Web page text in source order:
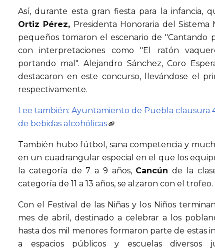
Así, durante esta gran fiesta para la infancia,
Ortiz Pérez, Presidenta Honoraria del
pequeños tomaron el escenario de "Cantando
con interpretaciones como "El ratón
portando mal". Alejandro Sánchez, Coro
destacaron en este concurso, llevándose el
respectivamente.
Lee también: Ayuntamiento de Puebla clausura
de bebidas alcohólicas
También hubo fútbol, sana competencia y
en un cuadrangular especial en el que los
la categoría de 7 a 9 años, Cancún de la
categoría de 11 a 13 años, se alzaron con el trofeo.
Con el Festival de las Niñas y los Niños
mes de abril, destinado a celebrar a los
hasta dos mil menores formaron parte de estas
a espacios públicos y escuelas diversos